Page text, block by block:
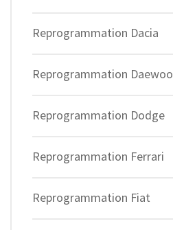
Reprogrammation Dacia
Reprogrammation Daewoo
Reprogrammation Dodge
Reprogrammation Ferrari
Reprogrammation Fiat